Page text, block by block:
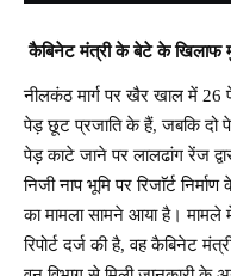
कैबिनेट मंत्री के बेटे के खिलाफ
नीलकंठ मार्ग पर खैर खाल में 26
पेड़ छूट प्रजाति के हैं, जबकि दो
पेड़ काटे जाने पर लालढांग रेंज
निजी नाप भूमि पर रिजाॅर्ट
का मामला सामने आया है। मामले
रिपोर्ट दर्ज की है, वह कैबिनेट